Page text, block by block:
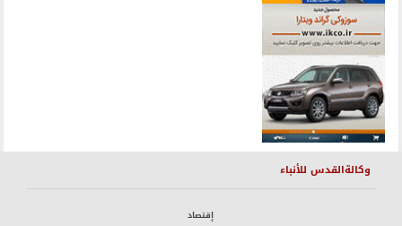
وكالةالقدس للأنباء
إقتصاد